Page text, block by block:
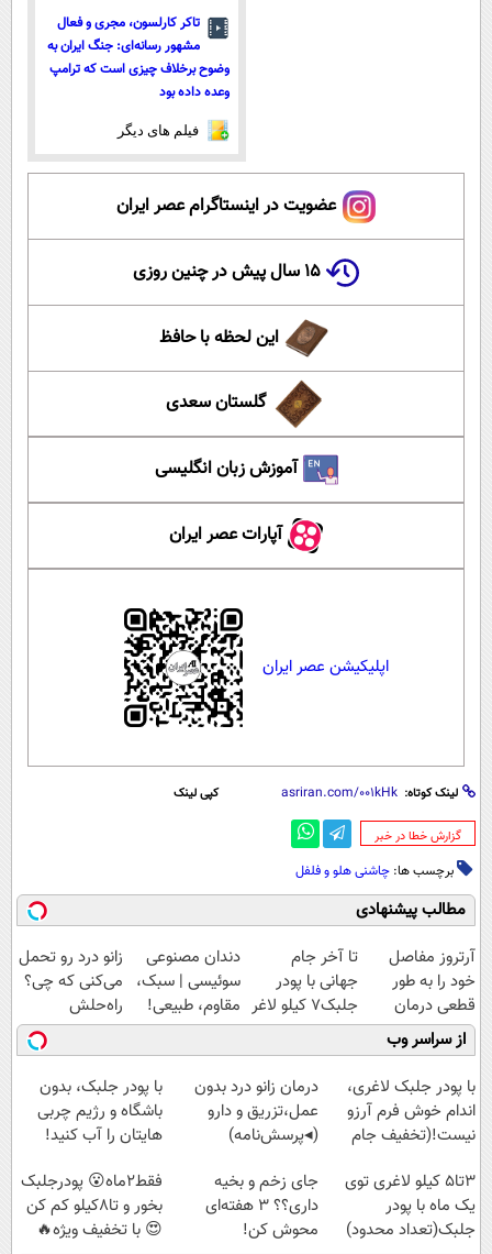
تاکر کارلسون، مجری و فعال
مشهور رسانه‌ای: جنگ ایران به
وضوح برخلاف چیزی است که ترامپ
وعده داده بود
فیلم های دیگر
عضویت در اینستاگرام عصر ایران
۱۵ سال پیش در چنین روزی
این لحظه با حافظ
گلستان سعدی
آموزش زبان انگلیسی
آپارات عصر ایران
اپلیکیشن عصر ایران
لینک کوتاه: کپی لینک
‌گزارش خطا در خبر
برچسب ها: چاشنی هلو و فلفل
مطالب پیشنهادی
آرتروز مفاصل
خود را به طور
قطعی درمان
کنید!
◗پرسش‌نامه◖
تا آخر جام
جهانی با پودر
جلبک7 کیلو لاغر
شو
دندان مصنوعی
سوئیسی | سبک،
مقاوم، طبیعی!
ویزیت
رایگان+پرداخت
اقساطی😍
زانو درد رو تحمل
می‌کنی که چی؟
راه‌حلش
همین‌جاست!
از سراسر وب
با پودر جلبک لاغری،
اندام خوش فرم آرزو
نیست!(تخفیف جام
درمان زانو درد بدون
عمل،تزریق و دارو
(◂پرسش‌نامه)
با پودر جلبک، بدون
باشگاه و رژیم چربی
هایتان را آب کنید!
3تا5 کیلو لاغری توی
یک ماه با پودر
جلبک(تعداد محدود)
جای زخم و بخیه
داری؟؟ 3 هفته‌ای
محوش کن!
فقط2ماه😮 پودرجلبک
بخور و تا8کیلو کم کن
😍 با تخفیف ویژه🔥